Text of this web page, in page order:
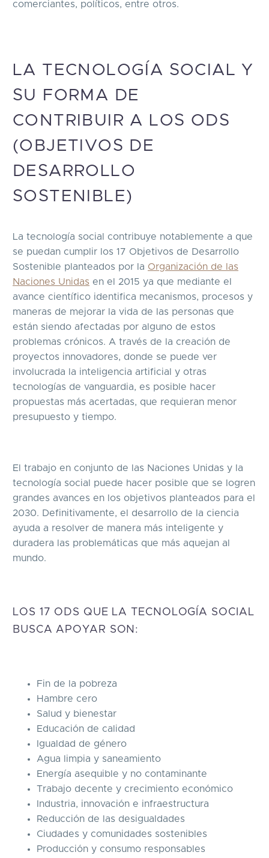
comerciantes, políticos, entre otros.
LA TECNOLOGÍA SOCIAL Y
SU FORMA DE
CONTRIBUIR A LOS ODS
(OBJETIVOS DE
DESARROLLO
SOSTENIBLE)
La tecnología social contribuye notablemente a que
se puedan cumplir los 17 Objetivos de Desarrollo
Sostenible planteados por la Organización de las
Naciones Unidas en el 2015 ya que mediante el
avance científico identifica mecanismos, procesos y
maneras de mejorar la vida de las personas que
están siendo afectadas por alguno de estos
problemas crónicos. A través de la creación de
proyectos innovadores, donde se puede ver
involucrada la inteligencia artificial y otras
tecnologías de vanguardia, es posible hacer
propuestas más acertadas, que requieran menor
presupuesto y tiempo.
El trabajo en conjunto de las Naciones Unidas y la
tecnología social puede hacer posible que se logren
grandes avances en los objetivos planteados para el
2030. Definitivamente, el desarrollo de la ciencia
ayuda a resolver de manera más inteligente y
duradera las problemáticas que más aquejan al
mundo.
LOS 17 ODS QUE LA TECNOLOGÍA SOCIAL
BUSCA APOYAR SON:
Fin de la pobreza
Hambre cero
Salud y bienestar
Educación de calidad
Igualdad de género
Agua limpia y saneamiento
Energía asequible y no contaminante
Trabajo decente y crecimiento económico
Industria, innovación e infraestructura
Reducción de las desigualdades
Ciudades y comunidades sostenibles
Producción y consumo responsables